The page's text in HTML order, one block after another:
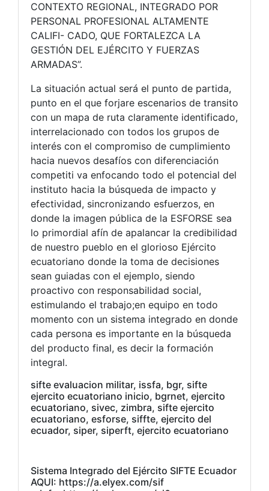
CONTEXTO REGIONAL, INTEGRADO POR
PERSONAL PROFESIONAL ALTAMENTE
CALIFI- CADO, QUE FORTALEZCA LA
GESTIÓN DEL EJÉRCITO Y FUERZAS
ARMADAS”.
La situación actual será el punto de partida,
punto en el que forjare escenarios de transito
con un mapa de ruta claramente identificado,
interrelacionado con todos los grupos de
interés con el compromiso de cumplimiento
hacia nuevos desafíos con diferenciación
competiti va enfocando todo el potencial del
instituto hacia la búsqueda de impacto y
efectividad, sincronizando esfuerzos, en
donde la imagen pública de la ESFORSE sea
lo primordial afín de apalancar la credibilidad
de nuestro pueblo en el glorioso Ejército
ecuatoriano donde la toma de decisiones
sean guiadas con el ejemplo, siendo
proactivo con responsabilidad social,
estimulando el trabajo;en equipo en todo
momento con un sistema integrado en donde
cada persona es importante en la búsqueda
del producto final, es decir la formación
integral.
sifte evaluacion militar, issfa, bgr, sifte
ejercito ecuatoriano inicio, bgrnet, ejercito
ecuatoriano, sivec, zimbra, sifte ejercito
ecuatoriano, esforse, siffte, ejercito del
ecuador, siper, siperft, ejercito ecuatoriano
Sistema Integrado del Ejército SIFTE Ecuador
AQUI: https://a.elyex.com/sif